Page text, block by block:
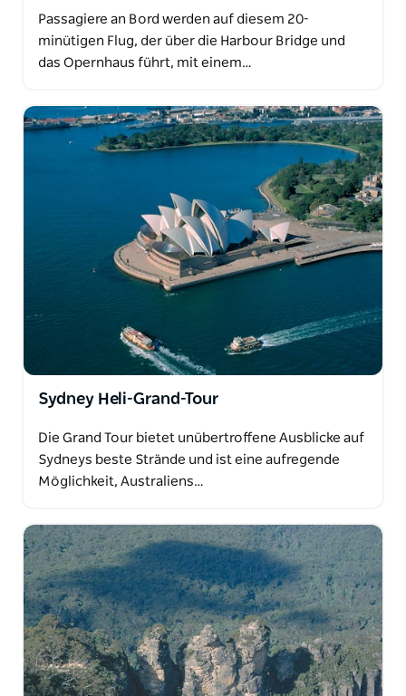
Passagiere an Bord werden auf diesem 20-
minütigen Flug, der über die Harbour Bridge und
das Opernhaus führt, mit einem…
Sydney Heli-Grand-Tour
Die Grand Tour bietet unübertroffene Ausblicke auf
Sydneys beste Strände und ist eine aufregende
Möglichkeit, Australiens…